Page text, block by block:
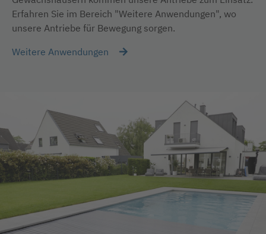
Erfahren Sie im Bereich "Weitere Anwendungen", wo
unsere Antriebe für Bewegung sorgen.
Weitere Anwendungen